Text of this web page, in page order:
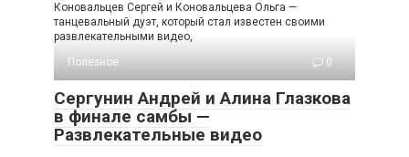
Коновальцев Сергей и Коновальцева Ольга —
танцевальный дуэт, который стал известен своими
развлекательными видео,
Полезное
0
Сергунин Андрей и Алина Глазкова
в финале самбы —
Развлекательные видео